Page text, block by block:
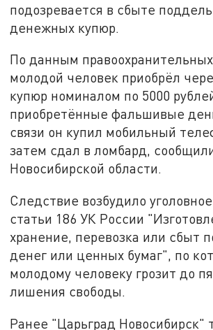
подозревается в сбыте
денежных купюр.
По данным правоохранительных
молодой человек приобрёл
купюр номиналом по 5000
приобретённые фальшивые
связи он купил мобильный
затем сдал в ломбард,
Новосибирской области.
Следствие возбудило
статьи 186 УК России
хранение, перевозка или сбыт
денег или ценных бумаг", по
молодому человеку грозит до
лишения свободы.
Ранее "Царьград Новосибирск"